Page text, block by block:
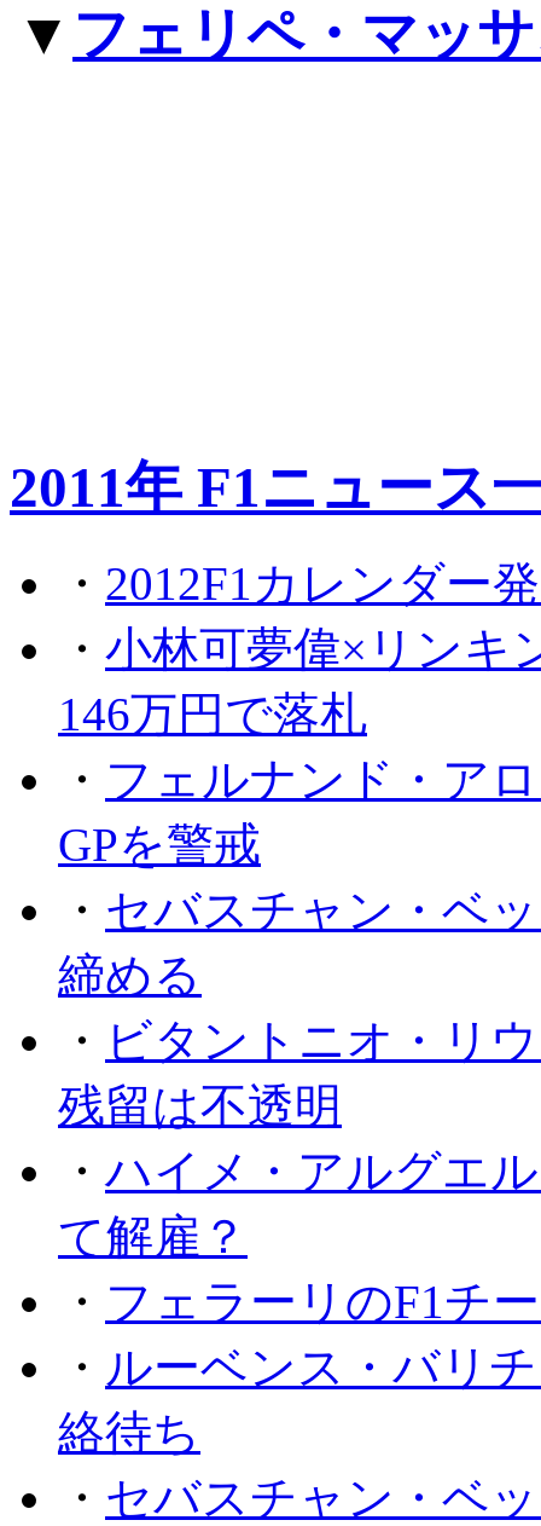
▼ フェリペ・マッ
2011年 F1ニュース
・ 2012F1カレンダー
・ 小林可夢偉×リンキ
146万円で落札
・ フェルナンド・ア
GPを警戒
・ セバスチャン・ベ
締める
・ ビタントニオ・リ
残留は不透明
・ハイメ・アルグエ
て解雇？
・ フェラーリのF1チ
・ ルーベンス・バリ
絡待ち
・ セバスチャン・ベ